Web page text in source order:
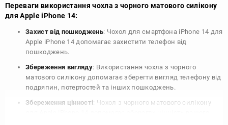
Переваги використання чохла з чорного матового силікону
для Apple iPhone 14:
Захист від пошкоджень: Чохол для смартфона iPhone 14 для
Apple iPhone 14 допомагає захистити телефон від
пошкоджень.
Збереження вигляду: Використання чохла з чорного
матового силікону допомагає зберегти вигляд телефону від
подряпин, потертостей та інших пошкоджень.
Збереження цінності: Чохол з чорного матового силікону